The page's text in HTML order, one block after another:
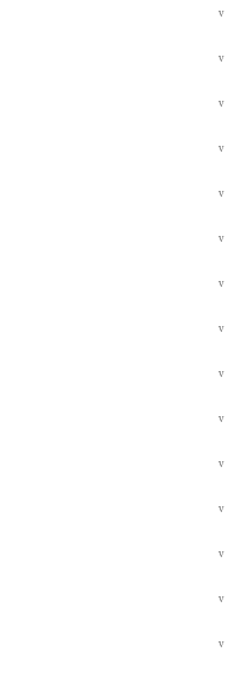
v
v
v
v
v
v
v
v
v
v
v
v
v
v
v